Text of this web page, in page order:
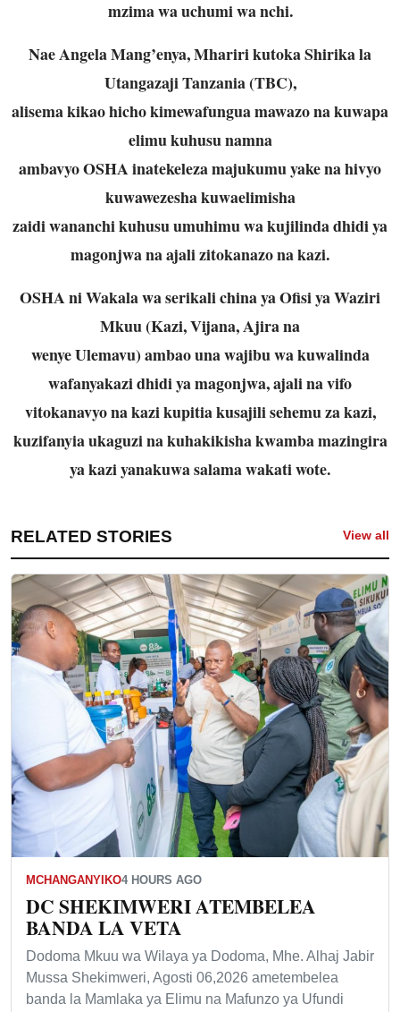
mzima wa uchumi wa nchi.
Nae Angela Mang’enya, Mhariri kutoka Shirika la
Utangazaji Tanzania (TBC),
alisema kikao hicho kimewafungua mawazo na kuwapa
elimu kuhusu namna
ambavyo OSHA inatekeleza majukumu yake na hivyo
kuwawezesha kuwaelimisha
zaidi wananchi kuhusu umuhimu wa kujilinda dhidi ya
magonjwa na ajali zitokanazona kazi.
OSHA ni Wakala wa serikali china ya Ofisi ya Waziri
Mkuu (Kazi, Vijana, Ajira na
wenye Ulemavu) ambao una wajibu wa kuwalinda
wafanyakazi dhidi ya magonjwa,ajali na vifo
vitokanavyo na kazi kupitia kusajili sehemu za kazi,
kuzifanyia ukaguzina kuhakikisha kwamba mazingira
ya kazi yanakuwa salama wakati wote.
RELATED STORIES View all
MCHANGANYIKO4 HOURS AGO
DC SHEKIMWERI ATEMBELEA
BANDA LA VETA
Dodoma Mkuu wa Wilaya ya Dodoma, Mhe. Alhaj Jabir
Mussa Shekimweri, Agosti 06,2026 ametembelea
banda la Mamlaka ya Elimu na Mafunzo ya Ufundi